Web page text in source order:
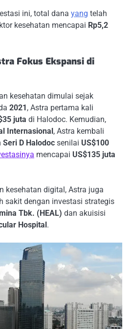
ini, total dana yang telah
kesehatan mencapai Rp5,2
Fokus Ekspansi di
kesehatan dimulai sejak
2021, Astra pertama kali
juta di Halodoc. Kemudian,
Internasional, Astra kembali
Seri D Halodoc senilai US$100
mencapai US$135 juta
kesehatan digital, Astra juga
sakit dengan investasi strategis
Tbk. (HEAL) dan akuisisi
Hospital.